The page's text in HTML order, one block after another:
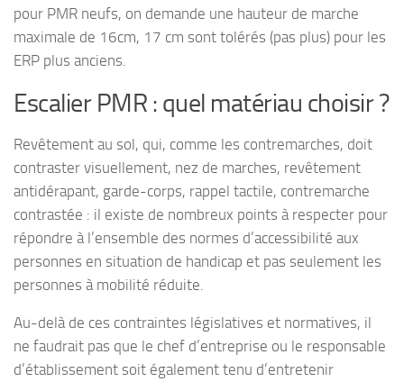
pour PMR neufs, on demande une hauteur de marche
maximale de 16cm, 17 cm sont tolérés (pas plus) pour les
ERP plus anciens.
Escalier PMR : quel matériau choisir ?
Revêtement au sol, qui, comme les contremarches, doit
contraster visuellement, nez de marches, revêtement
antidérapant, garde-corps, rappel tactile, contremarche
contrastée : il existe de nombreux points à respecter pour
répondre à l’ensemble des normes d’accessibilité aux
personnes en situation de handicap et pas seulement les
personnes à mobilité réduite.
Au-delà de ces contraintes législatives et normatives, il
ne faudrait pas que le chef d’entreprise ou le responsable
d’établissement soit également tenu d’entretenir